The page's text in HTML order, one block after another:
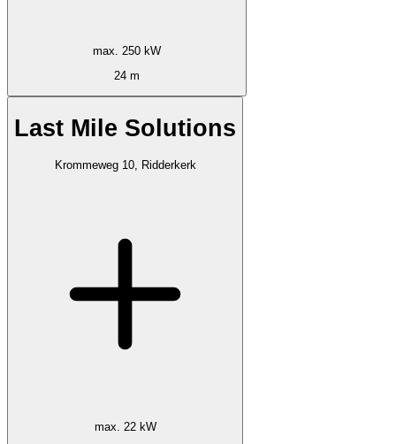
max. 250 kW
24 m
Last Mile Solutions
Krommeweg 10, Ridderkerk
max. 22 kW